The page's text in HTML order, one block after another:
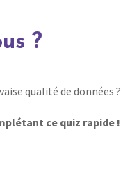
?
qualité de données ?
ce quiz rapide !